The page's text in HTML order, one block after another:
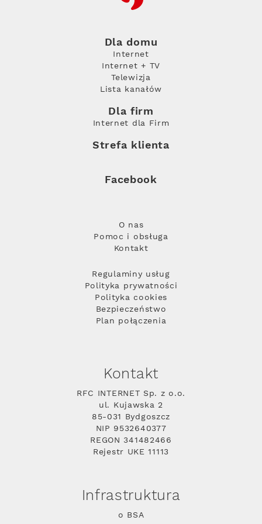
Dla domu
Internet
Internet + TV
Telewizja
Lista kanałów
Dla firm
Internet dla Firm
Strefa klienta
Facebook
O nas
Pomoc i obsługa
Kontakt
Regulaminy usług
Polityka prywatności
Polityka cookies
Bezpieczeństwo
Plan połączenia
Kontakt
RFC INTERNET Sp. z o.o.
ul. Kujawska 2
85-031 Bydgoszcz
NIP 9532640377
REGON 341482466
Rejestr UKE 11113
Infrastruktura
o BSA